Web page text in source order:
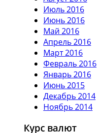
Июль 2016
Июнь 2016
Май 2016
Апрель 2016
Март 2016
Февраль 2016
Январь 2016
Июнь 2015
Декабрь 2014
Ноябрь 2014
Курс валют